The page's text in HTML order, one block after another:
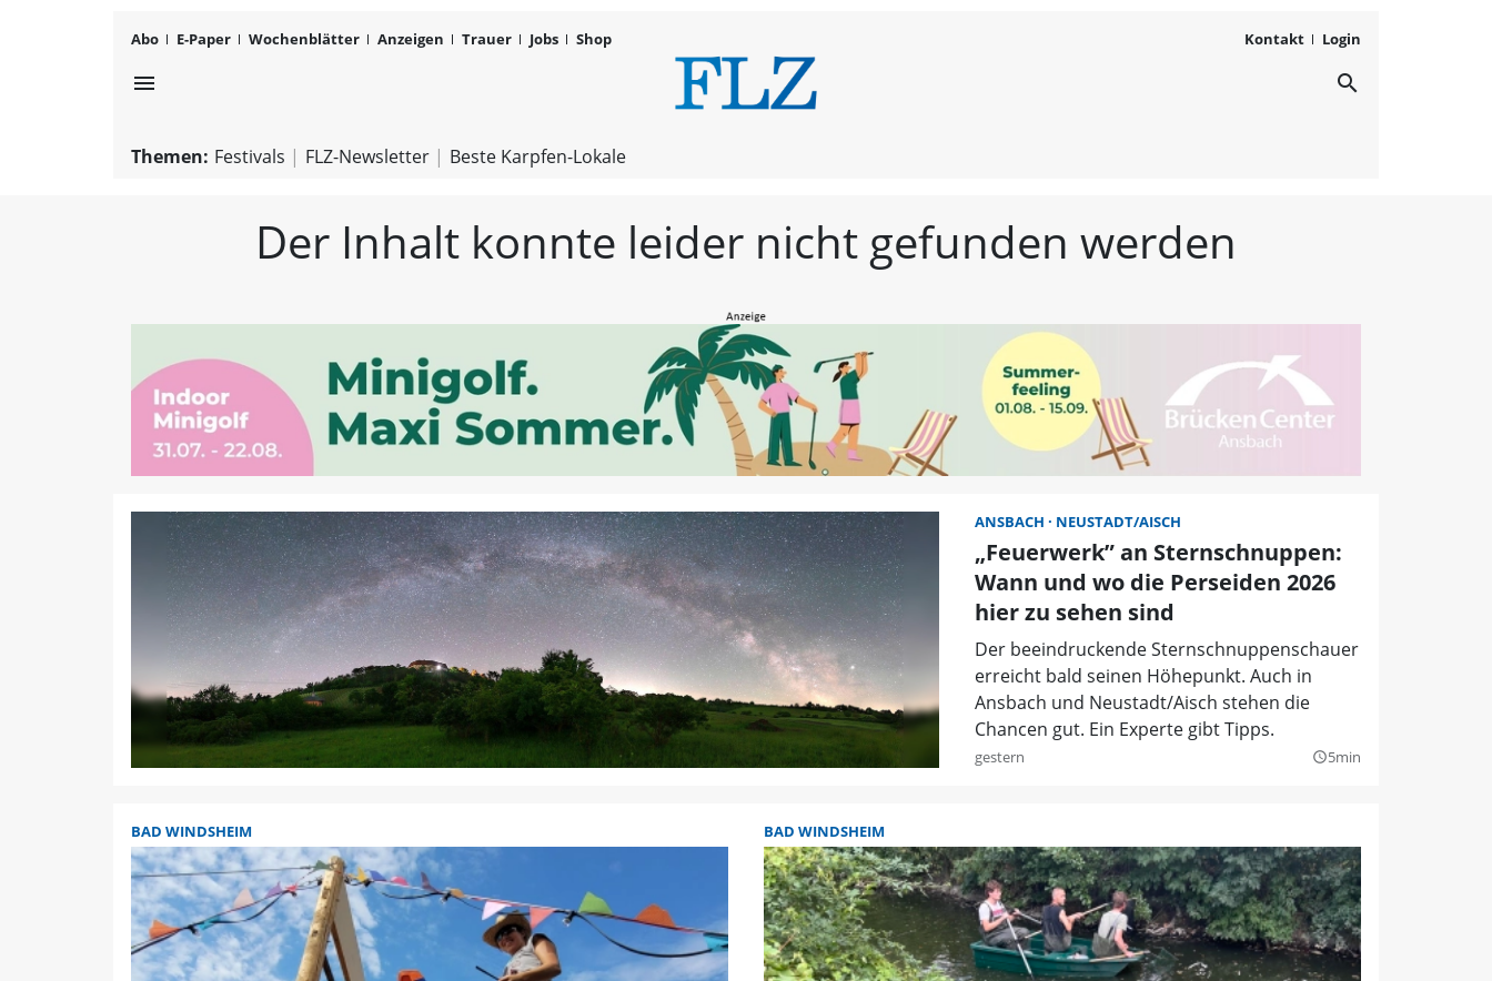
Abo E-Paper Wochenblätter Anzeigen Trauer Jobs Shop Kontakt Login
menu FLZ – Nachrichten aus search
Themen: Festivals FLZ-Newsletter Beste Karpfen-Lokale
Der Inhalt konnte leider nicht gefunden werden
ANSBACH NEUSTADT/AISCH
„Feuerwerk” an Sternschnuppen:
Wann und wo die Perseiden 2026
hier zu sehen sind
Der beeindruckende Sternschnuppenschauer
erreicht bald seinen Höhepunkt. Auch in
Ansbach und Neustadt/Aisch stehen die
Chancen gut. Ein Experte gibt Tipps.
gestern query_builder5min
BAD WINDSHEIM BAD WINDSHEIM